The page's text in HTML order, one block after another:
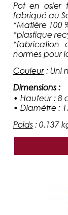
Poten osier
fabriqué au
*Matière 100
*plastique
*fabrication
normes pour
Couleur: Uni
Dimensions:
• Hauteur : 8
• Diamètre :
Poids: 0.137